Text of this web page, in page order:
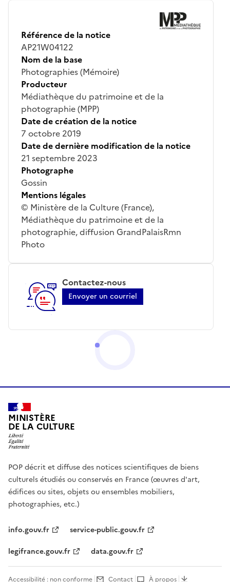
Référence de la notice
AP21W04122
Nom de la base
Photographies (Mémoire)
Producteur
Médiathèque du patrimoine et de la
photographie (MPP)
Date de création de la notice
7 octobre 2019
Date de dernière modification de la notice
21 septembre 2023
Photographe
Gossin
Mentions légales
© Ministère de la Culture (France),
Médiathèque du patrimoine et de la
photographie, diffusion GrandPalaisRmn
Photo
Contactez-nous
Envoyer un courriel
MINISTÈRE
DE LA CULTURE
POP décrit et diffuse des notices scientifiques de biens
culturels étudiés ou conservés en France (œuvres d'art,
édifices ou sites, objets ou ensembles mobiliers,
photographies, etc.)
info.gouv.fr
service-public.gouv.fr
legifrance.gouv.fr
data.gouv.fr
Accessibilité : non conforme Contact À propos